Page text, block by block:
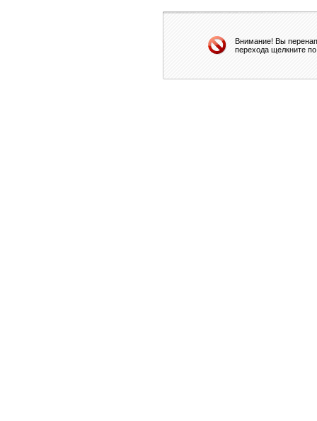
Внимание! Вы
перехода щелкните